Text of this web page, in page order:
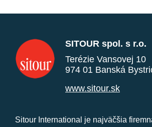
SITOUR spol. s r.o.
Terézie Vansovej 10
974 01 Banská
www.sitour.sk
Sitour International je najväčšia